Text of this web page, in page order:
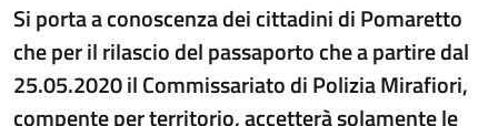
Si porta a conoscenza dei cittadini di Pomaretto
che per il rilascio del passaporto che a partire dal
25.05.2020 il Commissariato di Polizia Mirafiori,
compente per territorio, accetterà solamente le